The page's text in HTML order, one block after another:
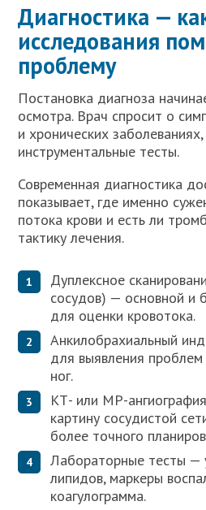
Диагностика —
исследования
проблему
Постановка диагноза
осмотра. Врач спросит о
и хронических
инструментальные тесты.
Современная диагностика
показывает, где именно
потока крови и есть ли
тактику лечения.
Дуплексное
сосудов) — основной и
для оценки кровотока.
Анкилобрахиальный
для выявления
ног.
КТ- или МР-
картину сосудистой
более точного
Лабораторные тесты —
липидов, маркеры
коагулограмма.